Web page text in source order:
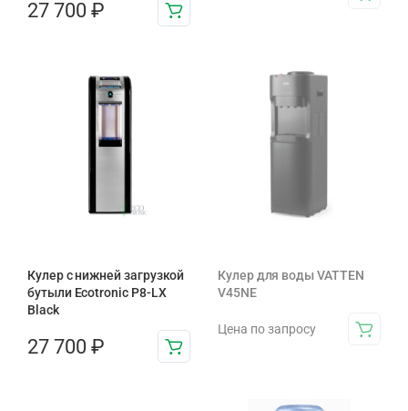
27 700 ₽
Кулер с нижней загрузкой
бутыли Ecotronic P8-LX
Black
27 700 ₽
Кулер для воды VATTEN
V45NE
Цена по запросу